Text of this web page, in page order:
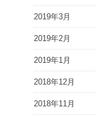
2019年3月
2019年2月
2019年1月
2018年12月
2018年11月